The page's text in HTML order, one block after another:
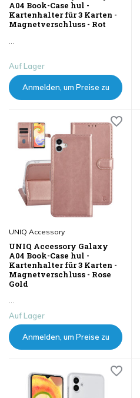
A04 Book-Case hul -
Kartenhalter für 3 Karten -
Magnetverschluss - Rot
Auf Lager
Anmelden, um Preise zu
UNIQ Accessory
UNIQ Accessory Galaxy
A04 Book-Case hul -
Kartenhalter für 3 Karten -
Magnetverschluss - Rose
Gold
Auf Lager
Anmelden, um Preise zu